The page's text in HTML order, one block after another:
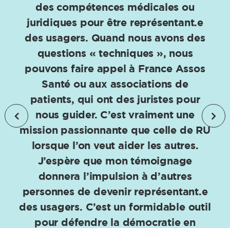
des compétences médicales ou
juridiques pour être représentant.e
des usagers. Quand nous avons des
questions « techniques », nous
pouvons faire appel à France Assos
Santé ou aux associations de
patients, qui ont des juristes pour
nous guider. C’est vraiment une
mission passionnante que celle de RU
lorsque l’on veut aider les autres.
J’espère que mon témoignage
donnera l’impulsion à d’autres
personnes de devenir représentant.e
des usagers. C’est un formidable outil
pour défendre la démocratie en